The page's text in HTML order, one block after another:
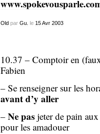
Oldpar Gu. le 15 Avr 2003
10.37 – Comptoir en
Fabien
– Se renseigner sur les
avant d’y aller
– Ne pasjeter de pain
pour les amadouer